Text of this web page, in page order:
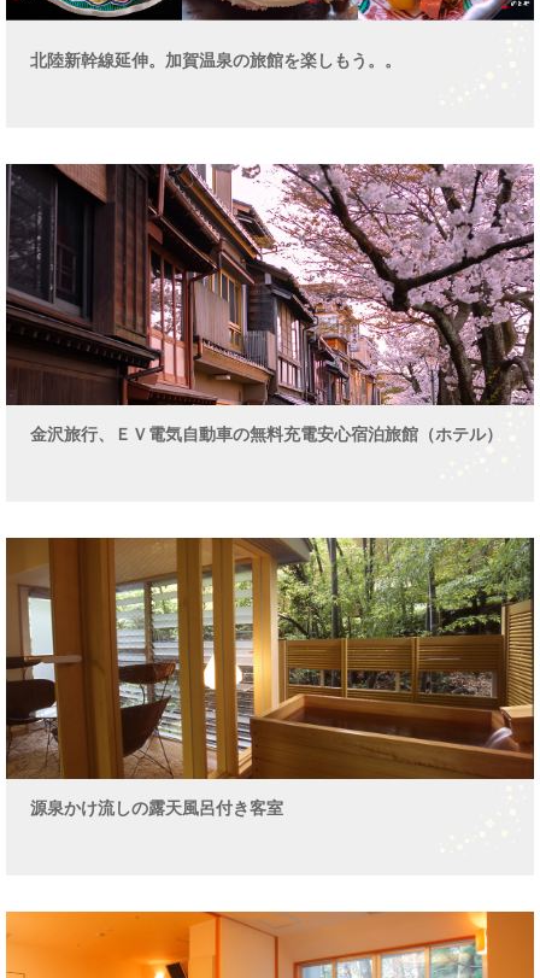
北陸新幹線延伸。加賀温泉の旅館を楽しもう。。
金沢旅行、ＥＶ電気自動車の無料充電安心宿泊旅館（ホテル）
源泉かけ流しの露天風呂付き客室